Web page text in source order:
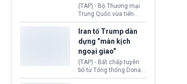
(TAP) - Bộ Thương mại
Trung Quốc vừa tiến
hành áp đặt lệnh trừng
phạt lên hàng loạt thực
thể và siết chặt kiểm
soát xuất khẩu máy bay
không người lái (UAV)
sang Hoa Kỳ. Động thái
này nhằm đáp trả các
biện pháp hạn chế
Iran tố Trump dàn
dựng “màn kịch
ngoại giao”
(TAP) - Bất chấp tuyên
bố từ Tổng thống Donald
Trump về tiến trình đàm